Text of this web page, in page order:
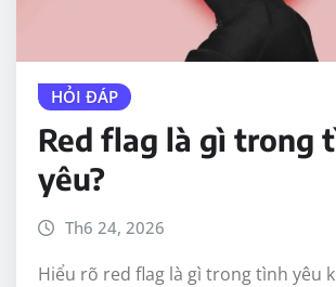
HỎI ĐÁP
Red flag là gì trong
yêu?
Th6 24, 2026
Hiểu rõ red flag là gì trong tình yêu